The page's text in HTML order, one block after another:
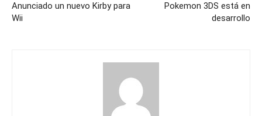
Anunciado un nuevo Kirby para
Wii
Pokemon 3DS está en
desarrollo